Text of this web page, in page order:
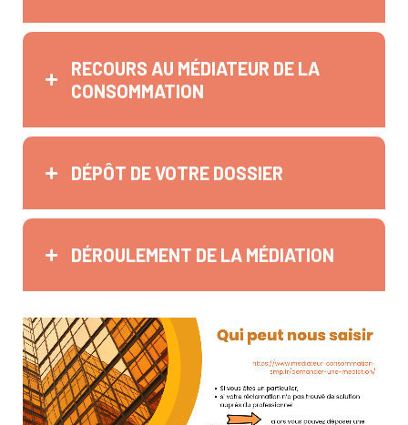
RECOURS AU MÉDIATEUR DE LA
CONSOMMATION
DÉPÔT DE VOTRE DOSSIER
DÉROULEMENT DE LA MÉDIATION